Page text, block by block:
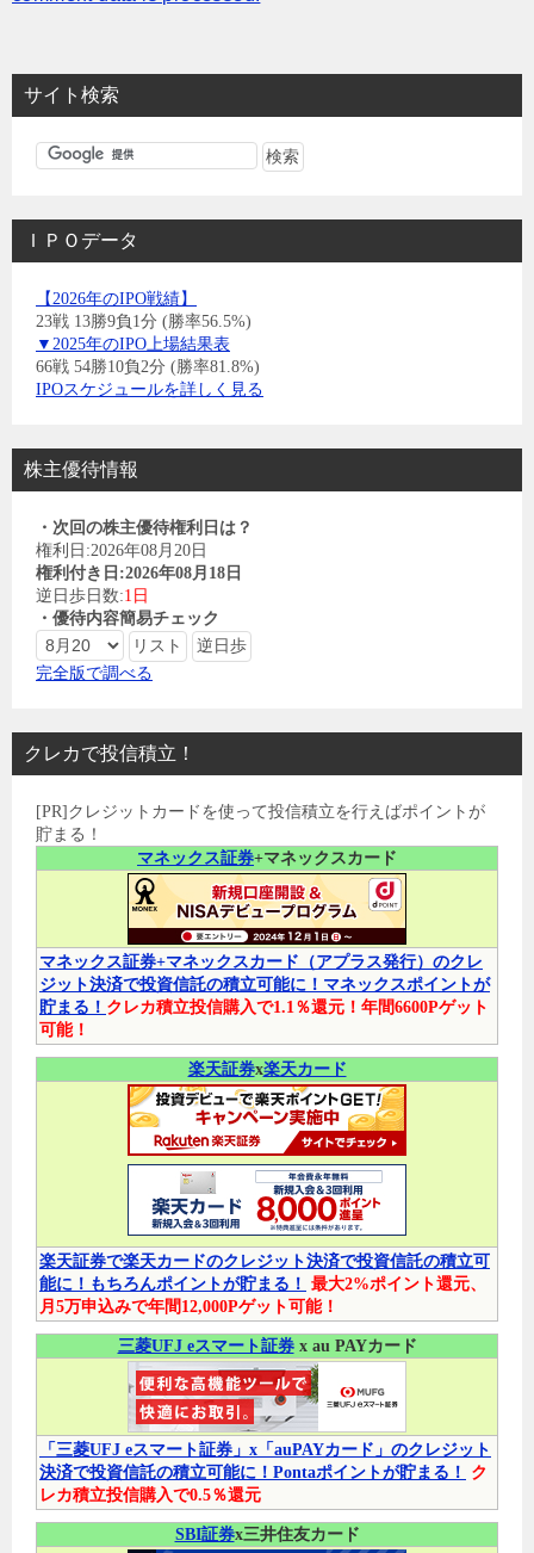
サイト検索
ＩＰＯデータ
【2026年のIPO戦績】
23戦 13勝9負1分 (勝率56.5%)
▼2025年のIPO上場結果表
66戦 54勝10負2分 (勝率81.8%)
IPOスケジュールを詳しく見る
株主優待情報
・次回の株主優待権利日は？
権利日:2026年08月20日
権利付き日:2026年08月18日
逆日歩日数:1日
・優待内容簡易チェック
完全版で調べる
クレカで投信積立！
[PR]クレジットカードを使って投信積立を行えばポイントが
貯まる！
マネックス証券+マネックスカード
マネックス証券+マネックスカード（アプラス発行）のクレ
ジット決済で投資信託の積立可能に！マネックスポイントが
貯まる！ クレカ積立投信購入で1.1％還元！年間6600Pゲット
可能！
楽天証券x楽天カード
楽天証券で楽天カードのクレジット決済で投資信託の積立可
能に！もちろんポイントが貯まる！ 最大2%ポイント還元、
月5万申込みで年間12,000Pゲット可能！
三菱UFJ eスマート証券x au PAYカード
「三菱UFJ eスマート証券」x「auPAYカード」のクレジット
決済で投資信託の積立可能に！Pontaポイントが貯まる！
ク
レカ積立投信購入で0.5％還元
SBI証券x三井住友カード